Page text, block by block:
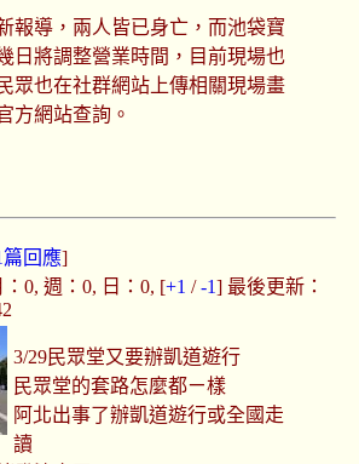
報導，兩人皆已身亡，而池袋寶
日將調整營業時間，目前現場也
眾也在社群網站上傳相關現場畫
方網站查詢。
篇回應]
0, 週：0, 日：0, [+1 /-1] 最後更新：
3/29民眾堂又要辦凱道遊行
民眾堂的套路怎麼都ㄧ樣
阿北出事了辦凱道遊行或全國走
讀